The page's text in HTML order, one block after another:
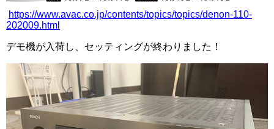
https://www.avac.co.jp/contents/topics/topics/denon-110-
202009.html
デモ機が入荷し、セッティングが終わりました！